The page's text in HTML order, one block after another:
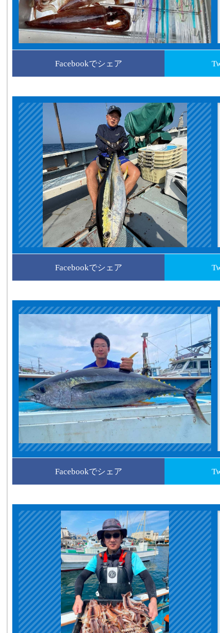
Facebookでシェア
Facebookでシェア
Facebookでシェア